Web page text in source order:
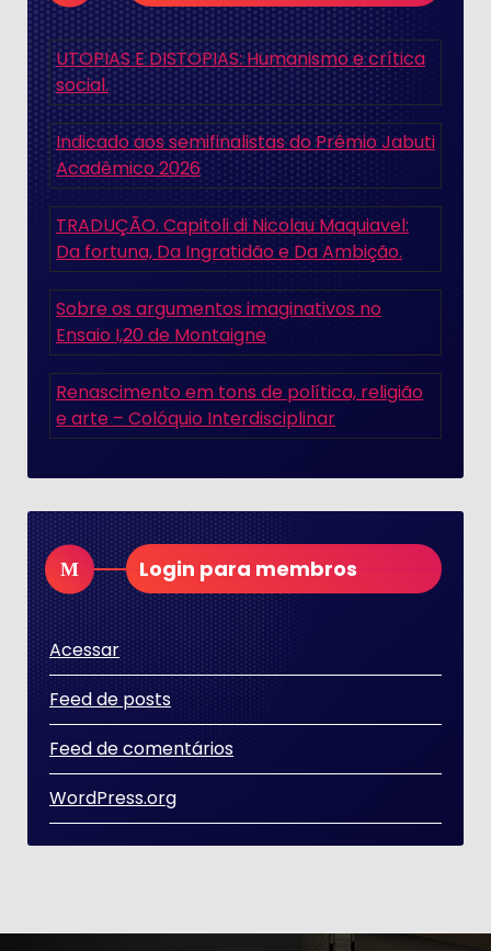
UTOPIAS E DISTOPIAS: Humanismo e crítica
social.
Indicado aos semifinalistas do Prêmio Jabuti
Acadêmico 2026
TRADUÇÃO. Capitoli di Nicolau Maquiavel:
Da fortuna, Da Ingratidão e Da Ambição.
Sobre os argumentos imaginativos no
Ensaio I,20 de Montaigne
Renascimento em tons de política, religião
e arte – Colóquio Interdisciplinar
Login para membros
Acessar
Feed de posts
Feed de comentários
WordPress.org